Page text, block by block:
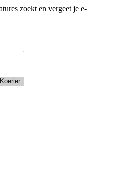
zoekt en vergeet je e-